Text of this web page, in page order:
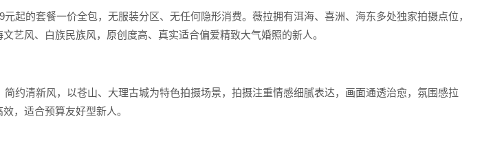
起的套餐一价全包，无服装分区、无任何隐形消费。薇拉拥有洱海、喜洲、海东多处独家拍摄点位，
艺风、白族民族风，原创度高、真实适合偏爱精致大气婚照的新人。
约清新风，以苍山、大理古城为特色拍摄场景，拍摄注重情感细腻表达，画面通透治愈，氛围感拉
，适合预算友好型新人。